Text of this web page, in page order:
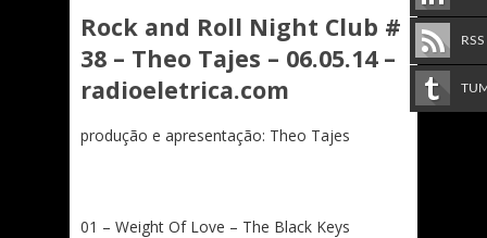
Rock and Roll Night Club #
38 – Theo Tajes – 06.05.14 –
radioeletrica.com
produção e apresentação: Theo Tajes
01 – Weight Of Love – The Black Keys
RSS